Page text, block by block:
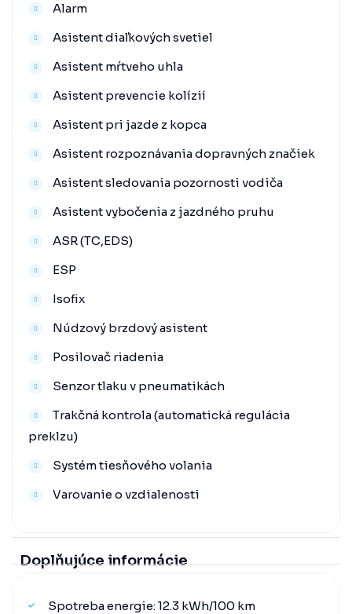
Alarm
Asistent diaľkových svetiel
Asistent mŕtveho uhla
Asistent prevencie kolízií
Asistent pri jazde z kopca
Asistent rozpoznávania dopravných značiek
Asistent sledovania pozornosti vodiča
Asistent vybočenia z jazdného pruhu
ASR (TC,EDS)
ESP
Isofix
Núdzový brzdový asistent
Posilovač riadenia
Senzor tlaku v pneumatikách
Trakčná kontrola (automatická regulácia
preklzu)
Systém tiesňového volania
Varovanie o vzdialenosti
Doplňujúce informácie
Spotreba energie: 12.3 kWh/100 km